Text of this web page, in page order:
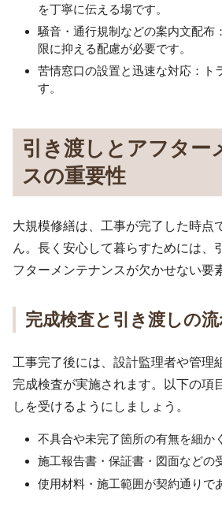
を丁寧に伝える場です。
騒音・通行規制などの案内文配布
限に抑える配慮が必要です。
苦情窓口の設置と迅速な対応：ト
す。
引き渡しとアフター
スの重要性
大規模修繕は、工事が完了した時点
ん。長く安心して暮らすためには、
フターメンテナンスが欠かせない要
完成検査と引き渡しの
工事完了後には、設計監理者や管理
完成検査が実施されます。以下の項
しを受けるようにしましょう。
不具合や未完了箇所の有無を細か
施工報告書・保証書・図面などの
使用材料・施工範囲が契約通りで